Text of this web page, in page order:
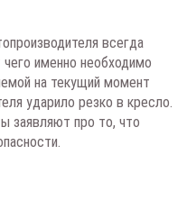
всегда
чего именно необходимо
на текущий момент
ударило резко в кресло.
заявляют про то, что